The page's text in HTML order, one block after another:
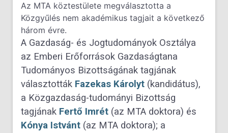
Az MTA köztestülete megválasztotta a
Közgyűlés nem akadémikus tagjait a következő
három évre.
A Gazdaság- és Jogtudományok Osztálya
az Emberi Erőforrások Gazdaságtana
Tudományos Bizottságának tagjának
választották Fazekas Károlyt (kandidátus),
a Közgazdaság-tudományi Bizottság
tagjának Fertő Imrét (az MTA doktora) és
Kónya Istvánt (az MTA doktora); a